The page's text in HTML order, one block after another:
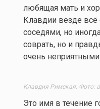
любящая мать и
Клавдии везде всё
соседями, но
соврать, но и
очень
Клавдия Римская. Фото:
Это имя в течение